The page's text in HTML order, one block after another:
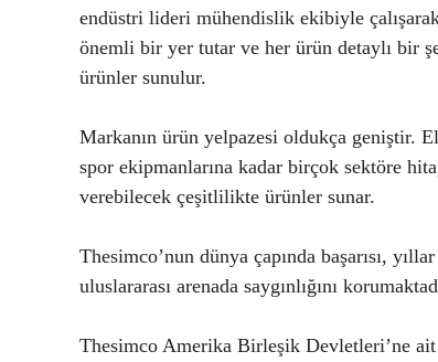
endüstri lideri mühendislik ekibiyle
önemli bir yer tutar ve her ürün detaylı bir
ürünler sunulur.
Markanın ürün yelpazesi oldukça geniştir.
spor ekipmanlarına kadar birçok sektöre
verebilecek çeşitlilikte ürünler sunar.
Thesimco’nun dünya çapında başarısı,
uluslararası arenada saygınlığını
Thesimco Amerika Birleşik Devletleri’ne